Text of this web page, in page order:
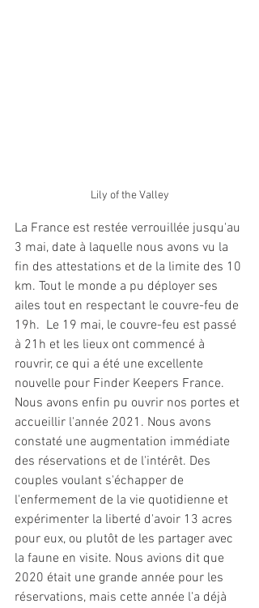
Lily of the Valley
La France est restée verrouillée jusqu'au
3 mai, date à laquelle nous avons vu la
fin des attestations et de la limite des 10
km. Tout le monde a pu déployer ses
ailes tout en respectant le couvre-feu de
19h.  Le 19 mai, le couvre-feu est passé
à 21h et les lieux ont commencé à
rouvrir, ce qui a été une excellente
nouvelle pour Finder Keepers France.
Nous avons enfin pu ouvrir nos portes et
accueillir l'année 2021. Nous avons
constaté une augmentation immédiate
des réservations et de l'intérêt. Des
couples voulant s'échapper de
l'enfermement de la vie quotidienne et
expérimenter la liberté d'avoir 13 acres
pour eux, ou plutôt de les partager avec
la faune en visite. Nous avions dit que
2020 était une grande année pour les
réservations, mais cette année l'a déjà